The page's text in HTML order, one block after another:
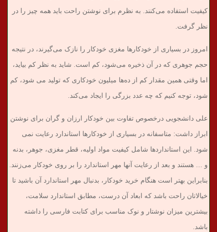
کیفیت استفاده می‌کنند. به نظرم برای نوشتن راحت باید همه چیز را در
نظر گرفت.
امروز در بسیاری از خودکارها مغزی خودکار را نازک می‌گیرند، در نتیجه
حجم جوهری که در آن ذخیره می‌شود، کم است. شاید به نظر کم بیاید،
اما وقتی همین مقدار کم از ده‌ها میلیون خودکاری که تولید می شود، کم
شود، توجه کنیم که چه عدد بزرگی را ایجاد می‌کند.
علی دانشجویی درخصوص تفاوت بین خودکار ارزان و گران برای نوشتن
ابراز داشت: متاسفانه در بسیاری از خودکارها استاندارد رعایت نمی
شود. این استانداردها شامل کیفیت مواد اولیه، قطر مغزی، جوهر، بدنه
و … هستند و بعد از رعایت آنها مهر استاندارد را بر روی خودکار می‌زنند.
بنابراین بهتر است هنگام خرید خودکار، بدنبال مهر استاندارد آن باشید تا
خیالاتان راحت باشد که ابعاد آن درست، مطابق استاندارد سلامت،
بیشترین میزان نوشتار و نوک مناسب برای کتابت فارسی را داشته
باشد.